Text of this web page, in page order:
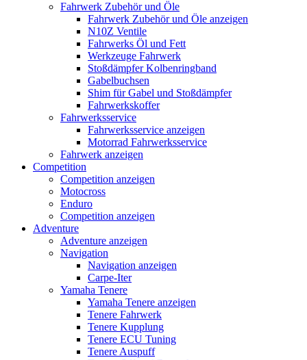
Fahrwerk Zubehör und Öle
Fahrwerk Zubehör und Öle anzeigen
N10Z Ventile
Fahrwerks Öl und Fett
Werkzeuge Fahrwerk
Stoßdämpfer Kolbenringband
Gabelbuchsen
Shim für Gabel und Stoßdämpfer
Fahrwerkskoffer
Fahrwerksservice
Fahrwerksservice anzeigen
Motorrad Fahrwerksservice
Fahrwerk anzeigen
Competition
Competition anzeigen
Motocross
Enduro
Competition anzeigen
Adventure
Adventure anzeigen
Navigation
Navigation anzeigen
Carpe-Iter
Yamaha Tenere
Yamaha Tenere anzeigen
Tenere Fahrwerk
Tenere Kupplung
Tenere ECU Tuning
Tenere Auspuff